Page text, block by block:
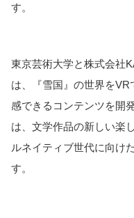
す。
東京芸術大学と株式会社
は、『雪国』の世界を
感できるコンテンツを開
は、文学作品の新しい楽
ルネイティブ世代に向け
す。